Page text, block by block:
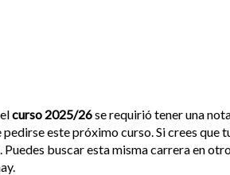
curso 2025/26se requirió tener una
este próximo curso. Si crees que
. Puedes buscar esta misma carrera en